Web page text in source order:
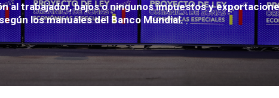
al trabajador, bajos o ningunos impuestos y
los manuales del Banco Mundial.